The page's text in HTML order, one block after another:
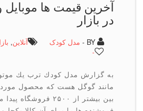
آخرین قیمت ها موبایل و
در بازار
مدل کودک آنلاین ,بازار,خرید ,
به گزارش مدل كودك ترب یك موتور
مانند گوگل هست كه محصول مورد نظر
بین بیشتر از ۲۵۰۰ فروشگاه پیدا می